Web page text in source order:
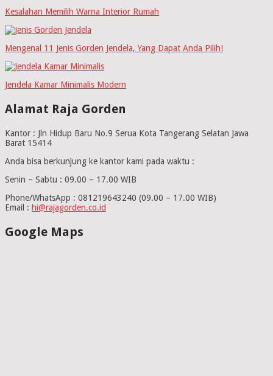
Kesalahan Memilih Warna Interior Rumah
Mengenal 11 Jenis Gorden Jendela, Yang Dapat Anda Pilih!
Jendela Kamar Minimalis Modern
Alamat Raja Gorden
Kantor : Jln Hidup Baru No.9 Serua Kota Tangerang Selatan Jawa
Barat 15414
Anda bisa berkunjung ke kantor kami pada waktu :
Senin – Sabtu : 09.00 – 17.00 WIB
Phone/WhatsApp : 081219643240 (09.00 – 17.00 WIB)
Email : hi@rajagorden.co.id
Google Maps